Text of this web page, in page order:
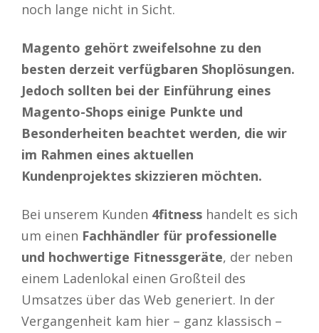
noch lange nicht in Sicht.
Magento gehört zweifelsohne zu den
besten derzeit verfügbaren Shoplösungen.
Jedoch sollten bei der Einführung eines
Magento-Shops einige Punkte und
Besonderheiten beachtet werden, die wir
im Rahmen eines aktuellen
Kundenprojektes skizzieren möchten.
Bei unserem Kunden 4fitness handelt es sich
um einen Fachhändler für professionelle
und hochwertige Fitnessgeräte, der neben
einem Ladenlokal einen Großteil des
Umsatzes über das Web generiert. In der
Vergangenheit kam hier – ganz klassisch –